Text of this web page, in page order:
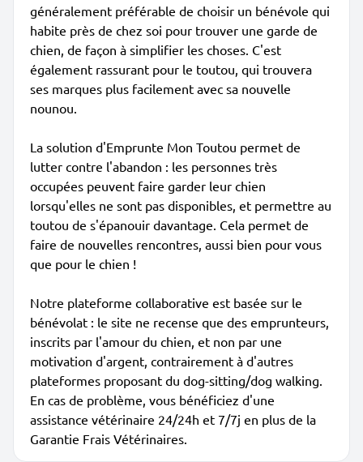
généralement préférable de choisir un bénévole qui
habite près de chez soi pour trouver une garde de
chien, de façon à simplifier les choses. C'est
également rassurant pour le toutou, qui trouvera
ses marques plus facilement avec sa nouvelle
nounou.
La solution d'Emprunte Mon Toutou permet de
lutter contre l'abandon : les personnes très
occupées peuvent faire garder leur chien
lorsqu'elles ne sont pas disponibles, et permettre au
toutou de s'épanouir davantage. Cela permet de
faire de nouvelles rencontres, aussi bien pour vous
que pour le chien !
Notre plateforme collaborative est basée sur le
bénévolat : le site ne recense que des emprunteurs,
inscrits par l'amour du chien, et non par une
motivation d'argent, contrairement à d'autres
plateformes proposant du dog-sitting/dog walking.
En cas de problème, vous bénéficiez d'une
assistance vétérinaire 24/24h et 7/7j en plus de la
Garantie Frais Vétérinaires.